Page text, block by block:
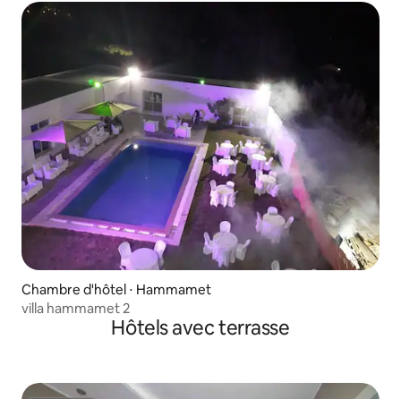
Chambre d'hôtel ⋅ Hammamet
villa hammamet 2
Hôtels avec terrasse